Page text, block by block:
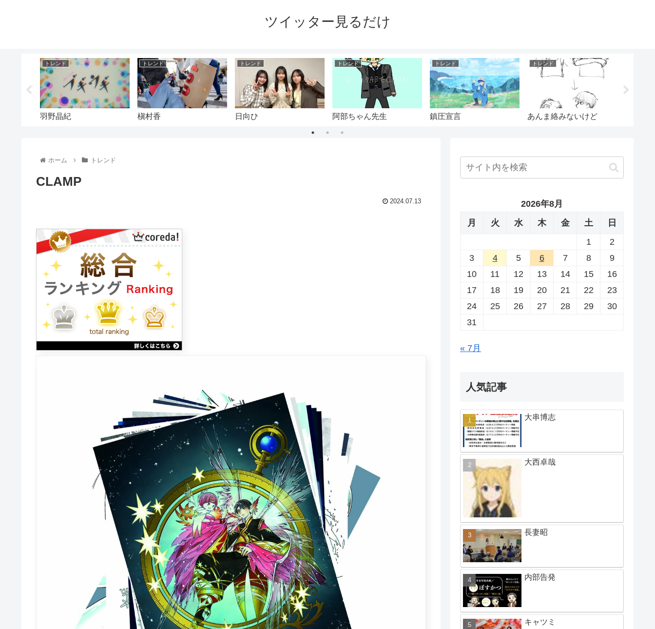
ツイッター見るだけ
トレンド
羽野晶紀
トレンド
槇村香
トレンド
日向ひ
トレンド
阿部ちゃん先生
トレンド
鎮圧宣言
トレンド
あんま絡みないけど
ホーム トレンド
CLAMP
2024.07.13
2026年8月
月
火 水 木 金 土
日
1
2
3
4 5 6 7 8
9
10
11 12 13 14 15
16
17
18 19 20 21 22
23
24
25 26 27 28 29
30
31
« 7月
人気記事
大串博志
大西卓哉
長妻昭
内部告発
キャツミ